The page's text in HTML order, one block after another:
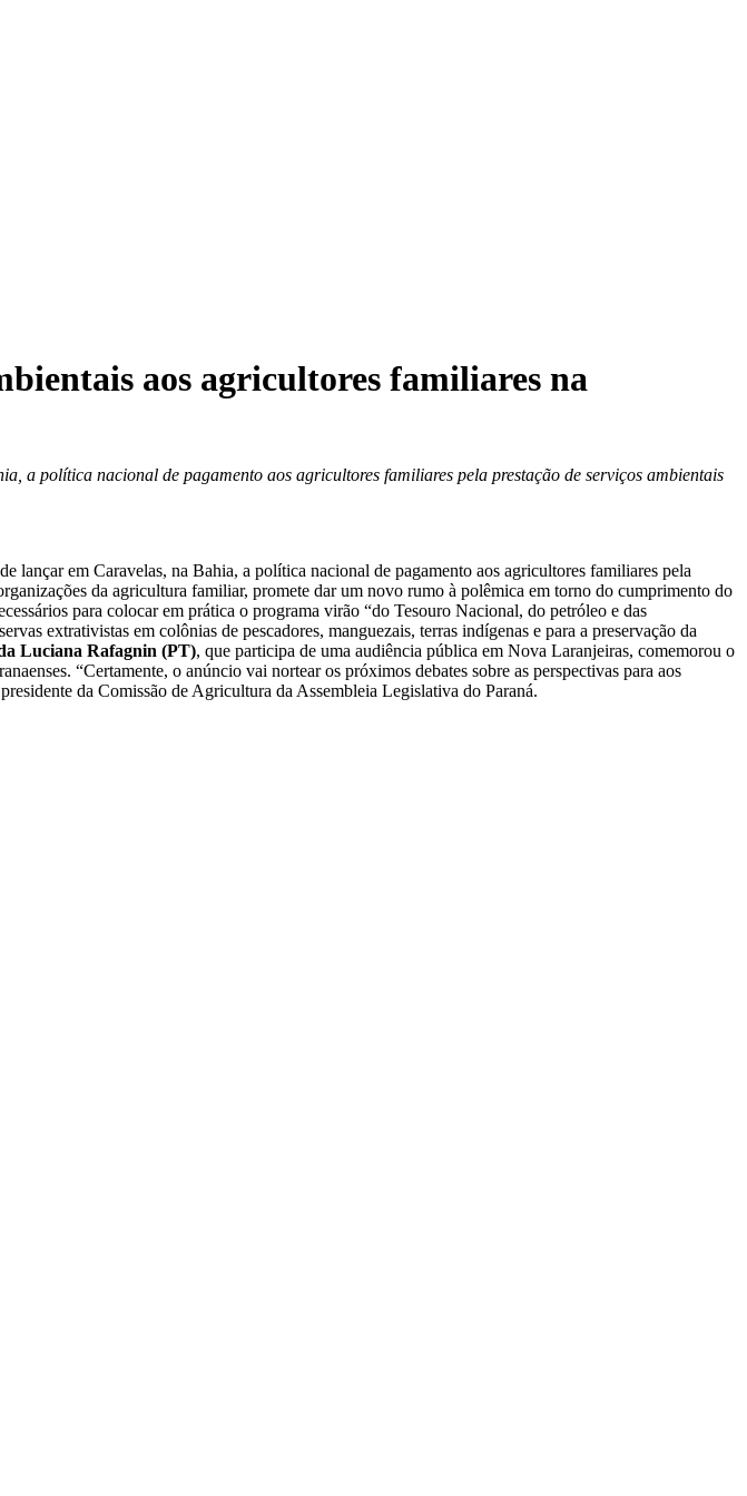
aos agricultores familiares na
a política nacional de pagamento aos agricultores familiares pela prestação de serviços ambientais
lançar em Caravelas, na Bahia, a política nacional de pagamento aos agricultores familiares pela
da agricultura familiar, promete dar um novo rumo à polêmica em torno do cumprimento do
para colocar em prática o programa virão “do Tesouro Nacional, do petróleo e das
extrativistas em colônias de pescadores, manguezais, terras indígenas e para a preservação da
Luciana Rafagnin (PT), que participa de uma audiência pública em Nova Laranjeiras, comemorou o
“Certamente, o anúncio vai nortear os próximos debates sobre as perspectivas para aos
da Comissão de Agricultura da Assembleia Legislativa do Paraná.